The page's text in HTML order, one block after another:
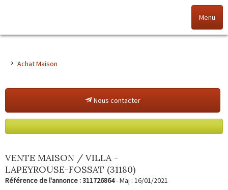
Menu
Vendez votre bien
Alerte immo
Achat Maison
Nous contacter
VENTE MAISON / VILLA -
LAPEYROUSE-FOSSAT (31180)
Référence de l'annonce : 311726864- Maj : 16/01/2021